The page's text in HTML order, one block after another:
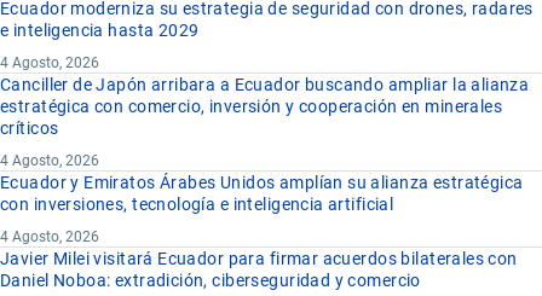
Ecuador moderniza su estrategia de seguridad con drones, radares
e inteligencia hasta 2029
4 Agosto, 2026
Canciller de Japón arribara a Ecuador buscando ampliar la alianza
estratégica con comercio, inversión y cooperación en minerales
críticos
4 Agosto, 2026
Ecuador y Emiratos Árabes Unidos amplían su alianza estratégica
con inversiones, tecnología e inteligencia artificial
4 Agosto, 2026
Javier Milei visitará Ecuador para firmar acuerdos bilaterales con
Daniel Noboa: extradición, ciberseguridad y comercio